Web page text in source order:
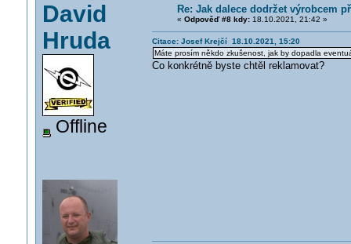
David
Hruda
Offline
Re: Jak dalece dodržet výrobcem
« Odpověď #8 kdy:18.10.2021, 21:42 »
Citace: Josef Krejčí 18.10.2021, 15:20
Máte prosím někdo zkušenost, jak by dopadla
Co konkrétně byste chtěl reklamovat?